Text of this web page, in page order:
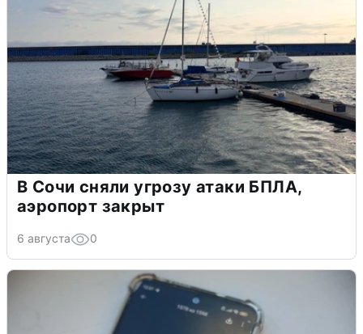
В Сочи сняли угрозу атаки БПЛА,
аэропорт закрыт
6 августа 0